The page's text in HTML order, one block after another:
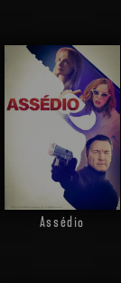
Assédio